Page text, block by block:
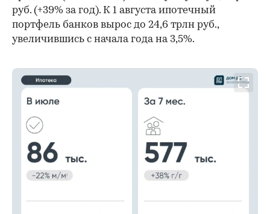
руб. (+39% за год). К 1 августа ипотечный
портфель банков вырос до 24,6 трлн руб.,
увеличившись с начала года на 3,5%.